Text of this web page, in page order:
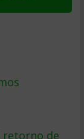
retorno de